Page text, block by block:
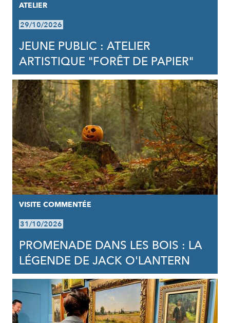
ATELIER
29/10/2026
JEUNE PUBLIC : ATELIER
ARTISTIQUE "FORÊT DE PAPIER"
VISITE COMMENTÉE
31/10/2026
PROMENADE DANS LES BOIS : LA
LÉGENDE DE JACK O'LANTERN